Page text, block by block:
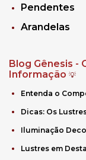
Pendentes
Arandelas
Blog Gênesis -
Informação 💡
Entenda o
Dicas: Os
Iluminação
Lustres em